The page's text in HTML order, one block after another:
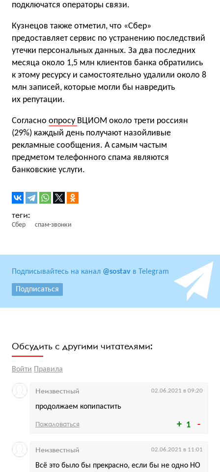
подключатся операторы связи.
Кузнецов также отметил, что «Сбер»
предоставляет сервис по устранению последствий
утечки персональных данных. За два последних
месяца около 1,5 млн клиентов банка обратились
к этому ресурсу и самостоятельно удалили около 8
млн записей, которые могли бы навредить
их репутации.
Согласно опросу ВЦИОМ около трети россиян
(29%) каждый день получают назойливые
рекламные сообщения. А самым частым
предметом телефонного спама являются
банковские услуги.
Сбер спам-звонки
Подписывайтесь на канал @sostav в Telegram
Подписаться
Обсудить с другими читателями:
Войти Правила
1
продолжаем копипастить
Неизвестный 02.06.2021 в 09:20
Пожаловаться
Всё это было бы прекрасно, если бы не одно НО
Неизвестный 02.06.2021 в 11:01